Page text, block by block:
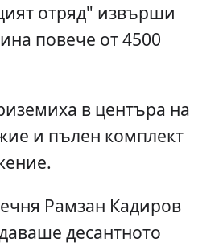
отряд" извърши
повече от 4500
в центъра на
и пълен комплект
Рамзан Кадиров
десантното